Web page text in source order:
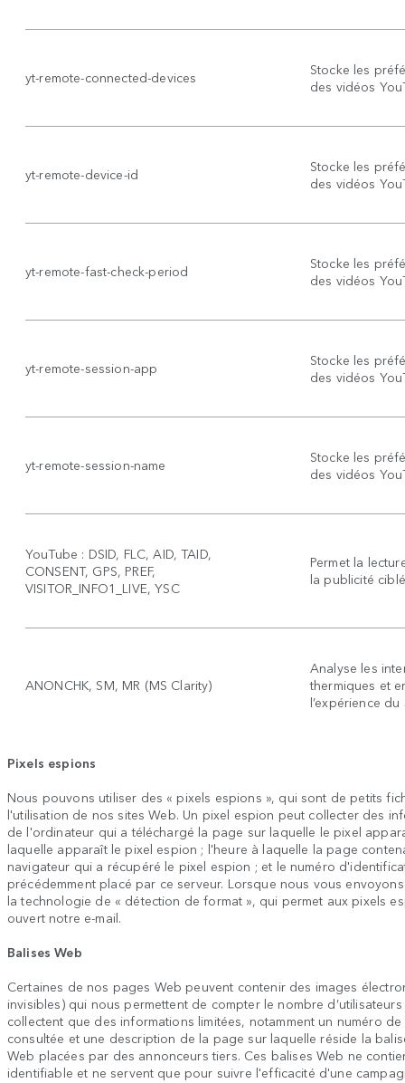
yt-remote-connected-devices
Stocke les
des vidéos
yt-remote-device-id
Stocke les
des vidéos
yt-remote-fast-check-period
Stocke les
des vidéos
yt-remote-session-app
Stocke les
des vidéos
yt-remote-session-name
Stocke les
des vidéos
YouTube : DSID, FLC, AID, TAID,
CONSENT, GPS, PREF,
VISITOR_INFO1_LIVE, YSC
Permet la
la publicité
ANONCHK, SM, MR (MS Clarity)
Analyse les
thermiques et
l’expérience
Pixels espions
Nous pouvons utiliser des « pixels espions », qui sont de petits
l'utilisation de nos sites Web. Un pixel espion peut collecter des
de l'ordinateur qui a téléchargé la page sur laquelle le pixel
laquelle apparaît le pixel espion ; l'heure à laquelle la page
navigateur qui a récupéré le pixel espion ; et le numéro
précédemment placé par ce serveur. Lorsque nous vous
la technologie de « détection de format », qui permet aux pixels
ouvert notre e-mail.
Balises Web
Certaines de nos pages Web peuvent contenir des images
invisibles) qui nous permettent de compter le nombre
collectent que des informations limitées, notamment un numéro
consultée et une description de la page sur laquelle réside la
Web placées par des annonceurs tiers. Ces balises Web ne
identifiable et ne servent que pour suivre l'efficacité d'une